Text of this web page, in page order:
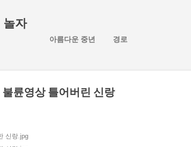
놀자
아름다운 중년 경로
륜영상 틀어버린 신랑